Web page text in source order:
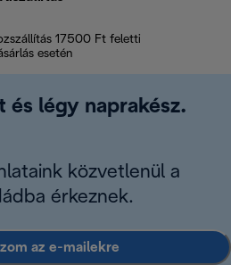
17500 Ft feletti
esetén
és légy naprakész.
közvetlenül a
érkeznek.
az e-mailekre